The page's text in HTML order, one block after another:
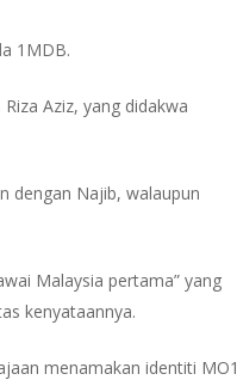
1MDB.
Aziz, yang didakwa
dengan Najib, walaupun
Malaysia pertama” yang
kenyataannya.
menamakan identiti MO1